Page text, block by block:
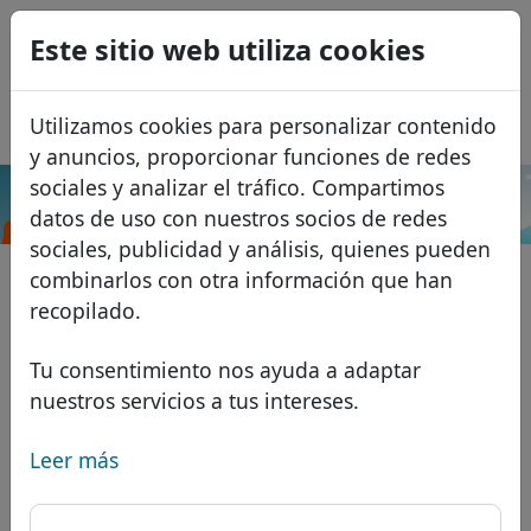
Este sitio web utiliza cookies
Utilizamos cookies para personalizar contenido
y anuncios, proporcionar funciones de redes
sociales y analizar el tráfico. Compartimos
datos de uso con nuestros socios de redes
sociales, publicidad y análisis, quienes pueden
combinarlos con otra información que han
recopilado.
Tu consentimiento nos ayuda a adaptar
nuestros servicios a tus intereses.
Leer más
Dominios
Base de datos de dominios
Dominios africanos
Dominios asiáticos
Dominios europeos
Dominios de Oriente Medio
Dominios norteamericanos
Lista de precios
Descuentos
Transferir
Buscar
Servicios
Protección de ID
Alojamiento DNS
WHOIS
USD
EUR
GBP
Français
Italiano
Português
Română
Eesti
.dance Buscar